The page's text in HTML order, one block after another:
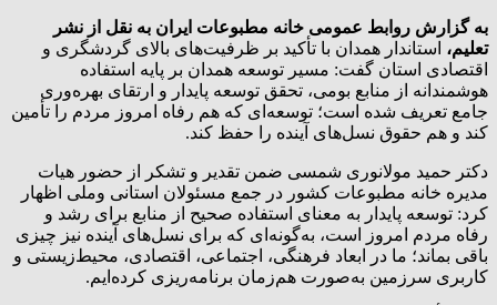
به گزارش روابط عمومی خانه مطبوعات ایران به نقل از نشر
تعلیم، استاندار همدان با تأکید بر ظرفیت‌های بالای گردشگری و
اقتصادی استان گفت: مسیر توسعه همدان بر پایه استفاده
هوشمندانه از منابع بومی، تحقق توسعه پایدار و ارتقای بهره‌وری
جامع تعریف شده است؛ توسعه‌ای که هم رفاه امروز مردم را تأمین
کند و هم حقوق نسل‌های آینده را حفظ کند.
دکتر حمید مولانوری شمسی ضمن تقدیر و تشکر از حضور هیات
مدیره خانه مطبوعات کشور در جمع مسئولان استانی وملی اظهار
کرد: توسعه پایدار به معنای استفاده صحیح از منابع برای رشد و
رفاه مردم امروز است، به‌گونه‌ای که برای نسل‌های آینده نیز چیزی
باقی بماند؛ ما در ابعاد فرهنگی، اجتماعی، اقتصادی، محیط‌زیستی و
کاربری سرزمین به‌صورت هم‌زمان برنامه‌ریزی کرده‌ایم.